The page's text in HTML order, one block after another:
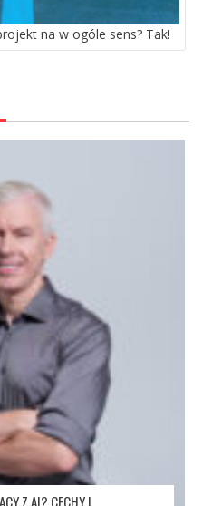
na w ogóle sens? Tak!
Z AI? CECHY I